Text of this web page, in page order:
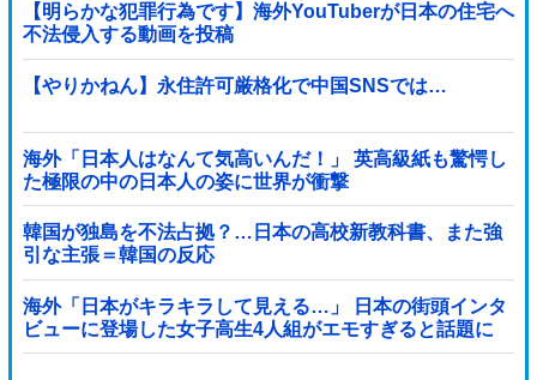
【明らかな犯罪行為です】海外YouTuberが日本の住宅へ
不法侵入する動画を投稿
【やりかねん】永住許可厳格化で中国SNSでは…
海外「日本人はなんて気高いんだ！」 英高級紙も驚愕し
た極限の中の日本人の姿に世界が衝撃
韓国が独島を不法占拠？…日本の高校新教科書、また強
引な主張＝韓国の反応
海外「日本がキラキラして見える…」 日本の街頭インタ
ビューに登場した女子高生4人組がエモすぎると話題に